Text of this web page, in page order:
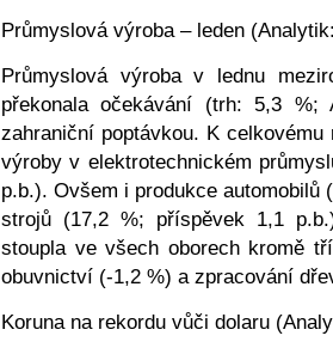
Průmyslová výroba – leden
Průmyslová výroba v lednu
překonala očekávání (trh: 5,3
zahraniční poptávkou. K
výroby v elektrotechnickém
p.b.). Ovšem i produkce
strojů (17,2 %; příspěvek 1,1
stoupla ve všech oborech kromě
obuvnictví (-1,2 %) a zpracování
Koruna na rekordu vůči dolaru